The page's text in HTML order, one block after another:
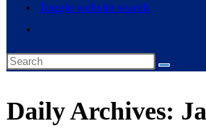
Toggle website search
Daily Archives: